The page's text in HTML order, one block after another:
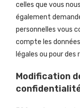
celles que vous
également
personnelles vous
compte les
légales ou pour des
Modification